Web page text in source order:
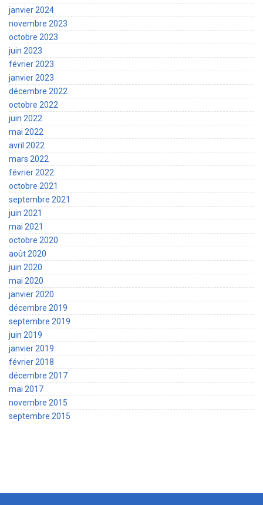
janvier 2024
novembre 2023
octobre 2023
juin 2023
février 2023
janvier 2023
décembre 2022
octobre 2022
juin 2022
mai 2022
avril 2022
mars 2022
février 2022
octobre 2021
septembre 2021
juin 2021
mai 2021
octobre 2020
août 2020
juin 2020
mai 2020
janvier 2020
décembre 2019
septembre 2019
juin 2019
janvier 2019
février 2018
décembre 2017
mai 2017
novembre 2015
septembre 2015